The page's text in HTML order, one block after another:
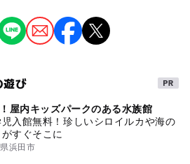
主催者側の都合などにより変更にな
遊び
屋内キッズパークのある水族館
入館無料！珍しいシロイルカや海の
すぐそこに
浜田市